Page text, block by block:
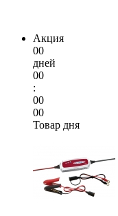
Акция
00
дней
00
:
00
00
Товар дня